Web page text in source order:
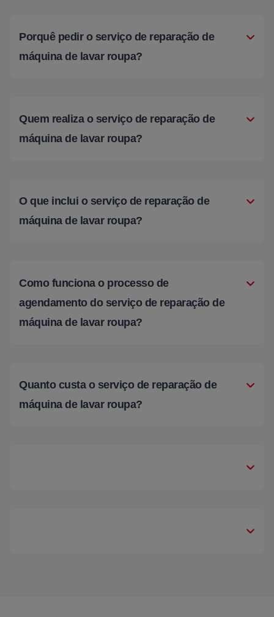
Porquê pedir o serviço de reparação de
máquina de lavar roupa?
Quem realiza o serviço de reparação de
máquina de lavar roupa?
O que inclui o serviço de reparação de
máquina de lavar roupa?
Como funciona o processo de
agendamento do serviço de reparação de
máquina de lavar roupa?
Quanto custa o serviço de reparação de
máquina de lavar roupa?